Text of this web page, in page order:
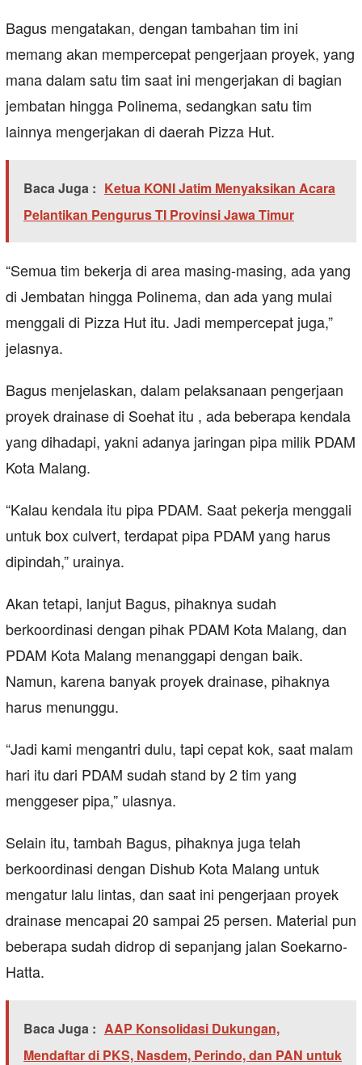
Bagus mengatakan, dengan tambahan tim ini
memang akan mempercepat pengerjaan proyek, yang
mana dalam satu tim saat ini mengerjakan di bagian
jembatan hingga Polinema, sedangkan satu tim
lainnya mengerjakan di daerah Pizza Hut.
Baca Juga : Ketua KONI Jatim Menyaksikan Acara
Pelantikan Pengurus TI Provinsi Jawa Timur
“Semua tim bekerja di area masing-masing, ada yang
di Jembatan hingga Polinema, dan ada yang mulai
menggali di Pizza Hut itu. Jadi mempercepat juga,”
jelasnya.
Bagus menjelaskan, dalam pelaksanaan pengerjaan
proyek drainase di Soehat itu , ada beberapa kendala
yang dihadapi, yakni adanya jaringan pipa milik PDAM
Kota Malang.
“Kalau kendala itu pipa PDAM. Saat pekerja menggali
untuk box culvert, terdapat pipa PDAM yang harus
dipindah,” urainya.
Akan tetapi, lanjut Bagus, pihaknya sudah
berkoordinasi dengan pihak PDAM Kota Malang, dan
PDAM Kota Malang menanggapi dengan baik.
Namun, karena banyak proyek drainase, pihaknya
harus menunggu.
“Jadi kami mengantri dulu, tapi cepat kok, saat malam
hari itu dari PDAM sudah stand by 2 tim yang
menggeser pipa,” ulasnya.
Selain itu, tambah Bagus, pihaknya juga telah
berkoordinasi dengan Dishub Kota Malang untuk
mengatur lalu lintas, dan saat ini pengerjaan proyek
drainase mencapai 20 sampai 25 persen. Material pun
beberapa sudah didrop di sepanjang jalan Soekarno-
Hatta.
Baca Juga : AAP Konsolidasi Dukungan,
Mendaftar di PKS, Nasdem, Perindo, dan PAN untuk